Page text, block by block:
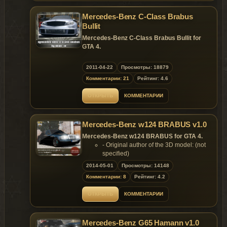
- .wtd 5.53 MB.
Replaces: df8
Model is exclusive toGtaMania .rusite until
~ GTAMANIA EXCLUSIVE ~
DO NOT HOST THIS MOD ON OTHER
WEBSITE UNTIL 24.06.2013 !
Mercedes-Benz C-Class Brabus
Bullit
Mercedes-Benz C-Class Brabus Bullit for
GTA 4.
Replaces: admiral
~ GTAMANIA EXCLUSIVE ~
2011-04-22
Просмотры: 18879
Комментарии: 21
Рейтинг: 4.6
КОММЕНТАРИИ
Mercedes-Benz w124 BRABUS v1.0
Mercedes-Benz w124 BRABUS for GTA 4.
- Original author of the 3D model: (not
specified)
- Converted & Edited by bodyarko
- Official page on VK:
vk.com/FireStarterTeam
Features of model:
- Model support all features of the
- Bullet holes on the body;
- No broken tire bug;
2014-05-01
Просмотры: 14148
Комментарии: 8
Рейтинг: 4.2
КОММЕНТАРИИ
Mercedes-Benz G65 Hamann v1.0